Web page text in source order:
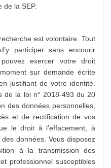
de la SEP.
est volontaire. Tout
participer sans encourir
exercer votre droit
sur demande écrite
justifiant de votre identité.
de la loi n° 2018-493 du 20
des données personnelles,
et de rectification de vos
le droit à l’effacement, à
données. Vous disposez
à la transmission des
professionnel susceptibles